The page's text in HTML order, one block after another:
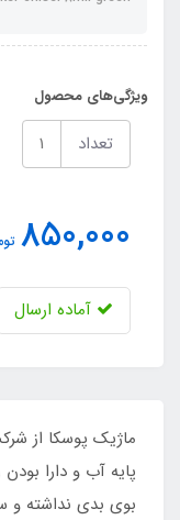
ویژگی‌های محصول
تعداد
850,000
آماده ارسال
ماژیک پوسکا از
پایه آب و دارا
بوی بدی نداشته